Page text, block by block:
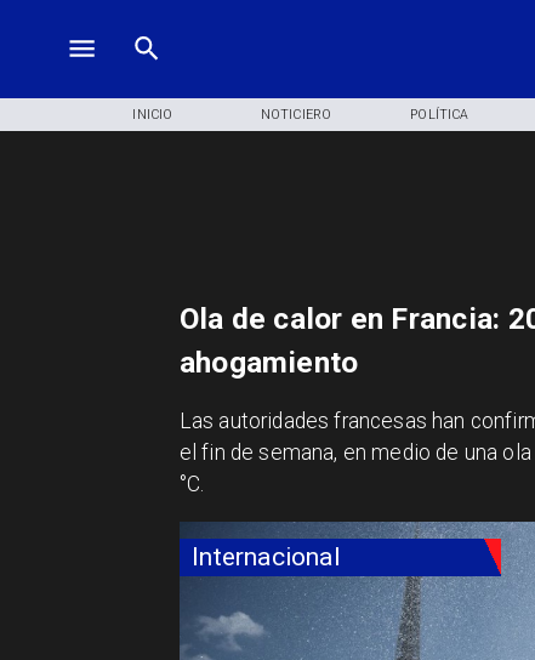
INICIO NOTICIERO POLÍTICA
Internacional
Ola de calor en Francia:
ahogamiento
Las autoridades francesas han
el fin de semana, en medio de una
°C.